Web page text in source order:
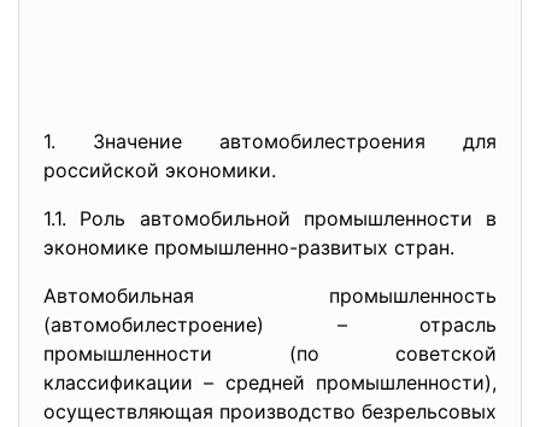
1. Значение автомобилестроения для
российской экономики.
1.1. Роль автомобильной промышленности в
экономике промышленно-развитых стран.
Автомобильная промышленность
(автомобилестроение) – отрасль
промышленности (по советской
классификации – средней промышленности),
осуществляющая производство безрельсовых